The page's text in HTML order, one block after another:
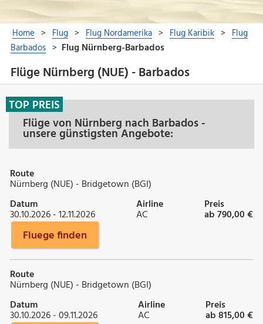
Flüge Nürnberg (NUE) - Barbados
Flüge von Nürnberg nach Barbados -
unsere günstigsten Angebote:
TOP PREIS
Route
Nürnberg (NUE) - Bridgetown (BGI)
Datum
30.10.2026 - 12.11.2026
Airline
AC
Preis
ab 790,00 €
Fluege finden
Route
Nürnberg (NUE) - Bridgetown (BGI)
Datum
30.10.2026 - 09.11.2026
Airline
AC
Preis
ab 815,00 €